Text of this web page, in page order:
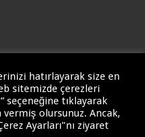
taşır. Buradaki bilgiler tanı veya
için mutlaka bir hekim veya ilgili
başvurunuz.
hatırlayarak size en
sitemizde çerezleri
seçeneğine tıklayarak
vermiş olursunuz. Ancak,
Ayarları"nı ziyaret